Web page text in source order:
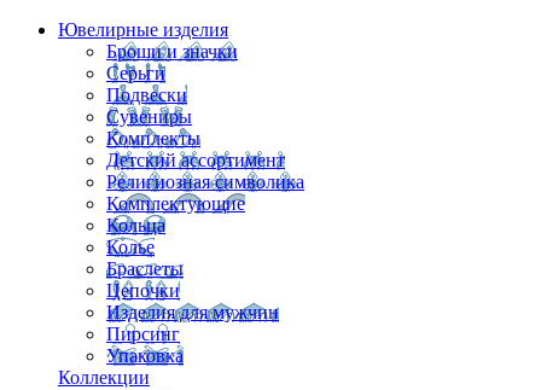
Ювелирные изделия
Броши и значки
Серьги
Подвески
Сувениры
Комплекты
Детский ассортимент
Религиозная символика
Комплектующие
Кольца
Колье
Браслеты
Цепочки
Изделия для мужчин
Пирсинг
Упаковка
Коллекции